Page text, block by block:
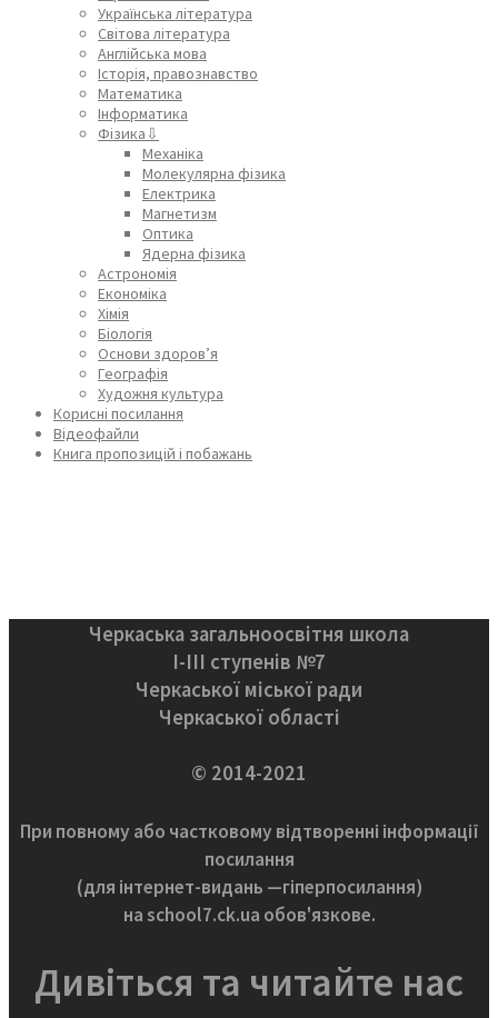
Українська література
Світова література
Англійська мова
Історія, правознавство
Математика
Інформатика
Фізика⇩
Механіка
Молекулярна фізика
Електрика
Магнетизм
Оптика
Ядерна фізика
Астрономія
Економіка
Хімія
Біологія
Основи здоров’я
Географія
Художня культура
Корисні посилання
Відеофайли
Книга пропозицій і побажань
Черкаська загальноосвітня школа
І-ІІІ ступенів №7
Черкаської міської ради
Черкаської області
© 2014-2021
При повному або частковому відтворенні інформації
посилання
(для інтернет-видань —гіперпосилання)
на school7.ck.ua обов'язкове.
Дивіться та читайте нас